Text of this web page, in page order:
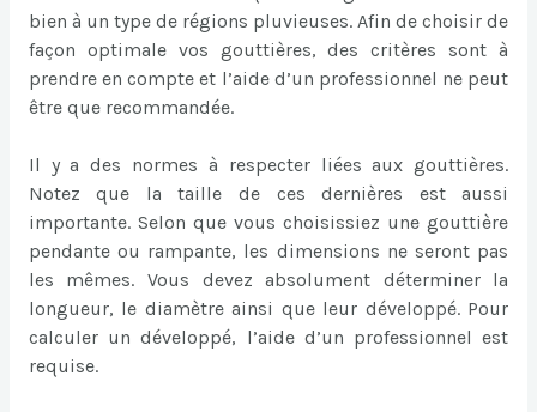
bien à un type de régions pluvieuses. Afin de choisir de
façon optimale vos gouttières, des critères sont à
prendre en compte et l’aide d’un professionnel ne peut
être que recommandée.
Il y a des normes à respecter liées aux gouttières.
Notez que la taille de ces dernières est aussi
importante. Selon que vous choisissiez une gouttière
pendante ou rampante, les dimensions ne seront pas
les mêmes. Vous devez absolument déterminer la
longueur, le diamètre ainsi que leur développé. Pour
calculer un développé, l’aide d’un professionnel est
requise.